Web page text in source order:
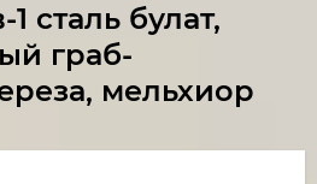
сталь булат,
граб-
мельхиор